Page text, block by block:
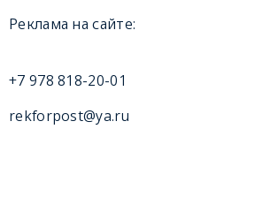
Реклама на сайте:
+7 978 818-20-01
rekforpost@ya.ru